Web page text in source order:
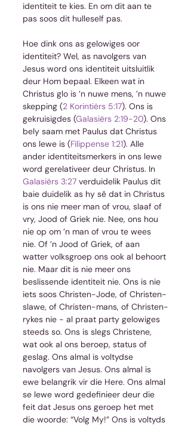
identiteit te kies. En om dit aan te
pas soos dit hulleself pas.
Hoe dink ons as gelowiges oor
identiteit? Wel, as navolgers van
Jesus word ons identiteit uitsluitlik
deur Hom bepaal. Elkeen wat in
Christus glo is ’n nuwe mens, ’n nuwe
skepping (2 Korintiërs 5:17). Ons is
gekruisigdes (Galasiërs 2:19-20). Ons
bely saam met Paulus dat Christus
ons lewe is (Filippense 1:21). Alle
ander identiteitsmerkers in ons lewe
word gerelativeer deur Christus. In
Galasiërs 3:27 verduidelik Paulus dit
baie duidelik as hy sê dat in Christus
is ons nie meer man of vrou, slaaf of
vry, Jood of Griek nie. Nee, ons hou
nie op om ’n man of vrou te wees
nie. Of ’n Jood of Griek, of aan
watter volksgroep ons ook al behoort
nie. Maar dit is nie meer ons
beslissende identiteit nie. Ons is nie
iets soos Christen-Jode, of Christen-
slawe, of Christen-mans, of Christen-
rykes nie - al praat party gelowiges
steeds so. Ons is slegs Christene,
wat ook al ons beroep, status of
geslag. Ons almal is voltydse
navolgers van Jesus. Ons almal is
ewe belangrik vir die Here. Ons almal
se lewe word gedefinieer deur die
feit dat Jesus ons geroep het met
die woorde: “Volg My!” Ons is voltyds